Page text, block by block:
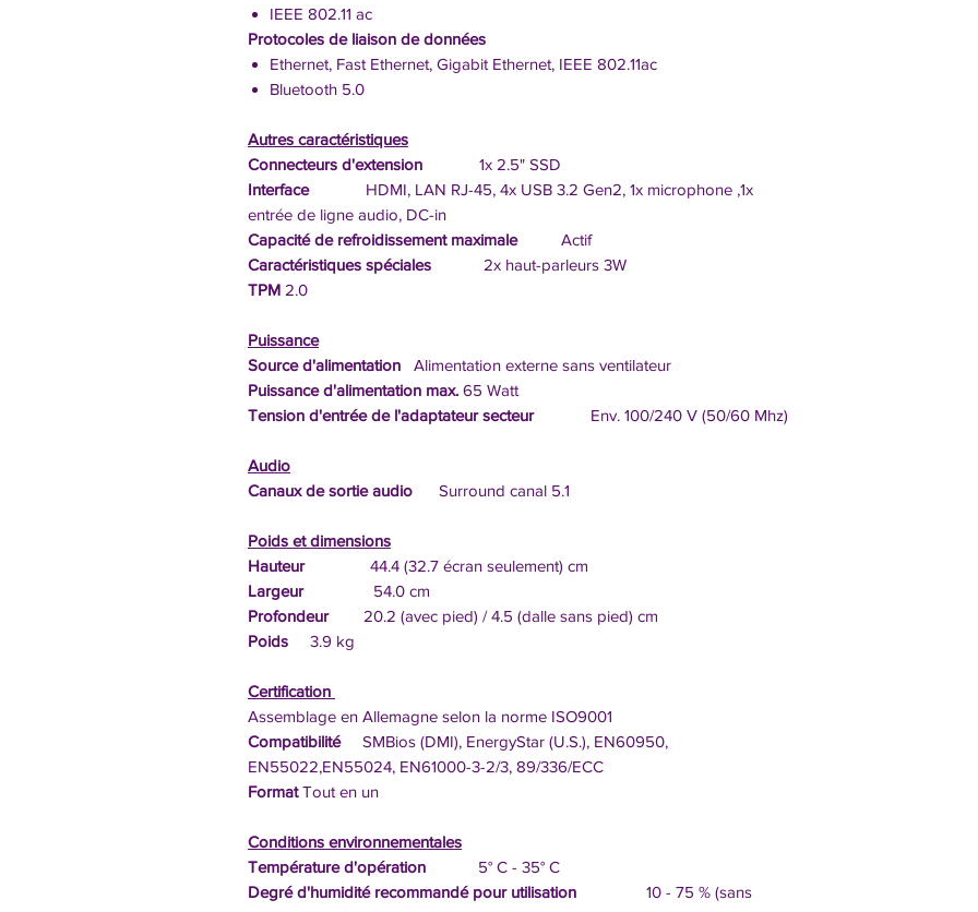
IEEE 802.11 ac
Protocoles de liaison de données
Ethernet, Fast Ethernet, Gigabit Ethernet, IEEE 802.11ac
Bluetooth 5.0
Autres caractéristiques
Connecteurs d'extension
1x 2.5" SSD
Interface
HDMI, LAN RJ-45, 4x USB 3.2 Gen2, 1x microphone ,1x
entrée de ligne audio, DC-in
Capacité de refroidissement maximaleActif
Caractéristiques spéciales
2x haut-parleurs 3W
TPM 2.0
Puissance
Source d'alimentation
Alimentation externe sans ventilateur
Puissance d'alimentation max. 65 Watt
Tension d'entrée de l'adaptateur secteur
Env. 100/240 V (50/60 Mhz)
Audio
Canaux de sortie audio Surround canal 5.1
Poids et dimensions
Hauteur
44.4 (32.7 écran seulement) cm
Largeur
54.0 cm
Profondeur
20.2 (avec pied) / 4.5 (dalle sans pied) cm
Poids 3.9 kg
Certification
Assemblage en Allemagne selon la norme ISO9001
Compatibilité SMBios (DMI), EnergyStar (U.S.), EN60950,
EN55022,EN55024, EN61000-3-2/3, 89/336/ECC
FormatTout en un
Conditions environnementales
Température d'opération
5° C - 35° C
Degré d'humidité recommandé pour utilisation
10 - 75 % (sans